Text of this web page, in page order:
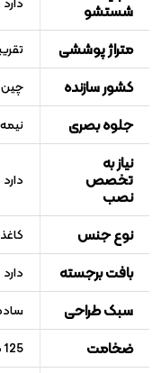
شستشو
متراژ پوششی تقریبی 5
کشور سازنده چین
جلوه بصری
نیاز به
تخصص
نصب
دارد
نوع جنس
بافت برجسته دارد
سبک طراحی
ضخامت 125 میکرون